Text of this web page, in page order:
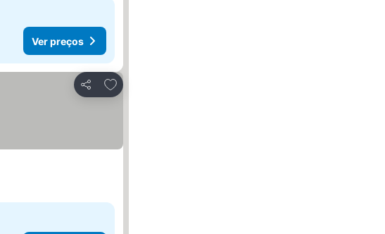
Ver preços
Partilhar
Adicionar aos favoritos